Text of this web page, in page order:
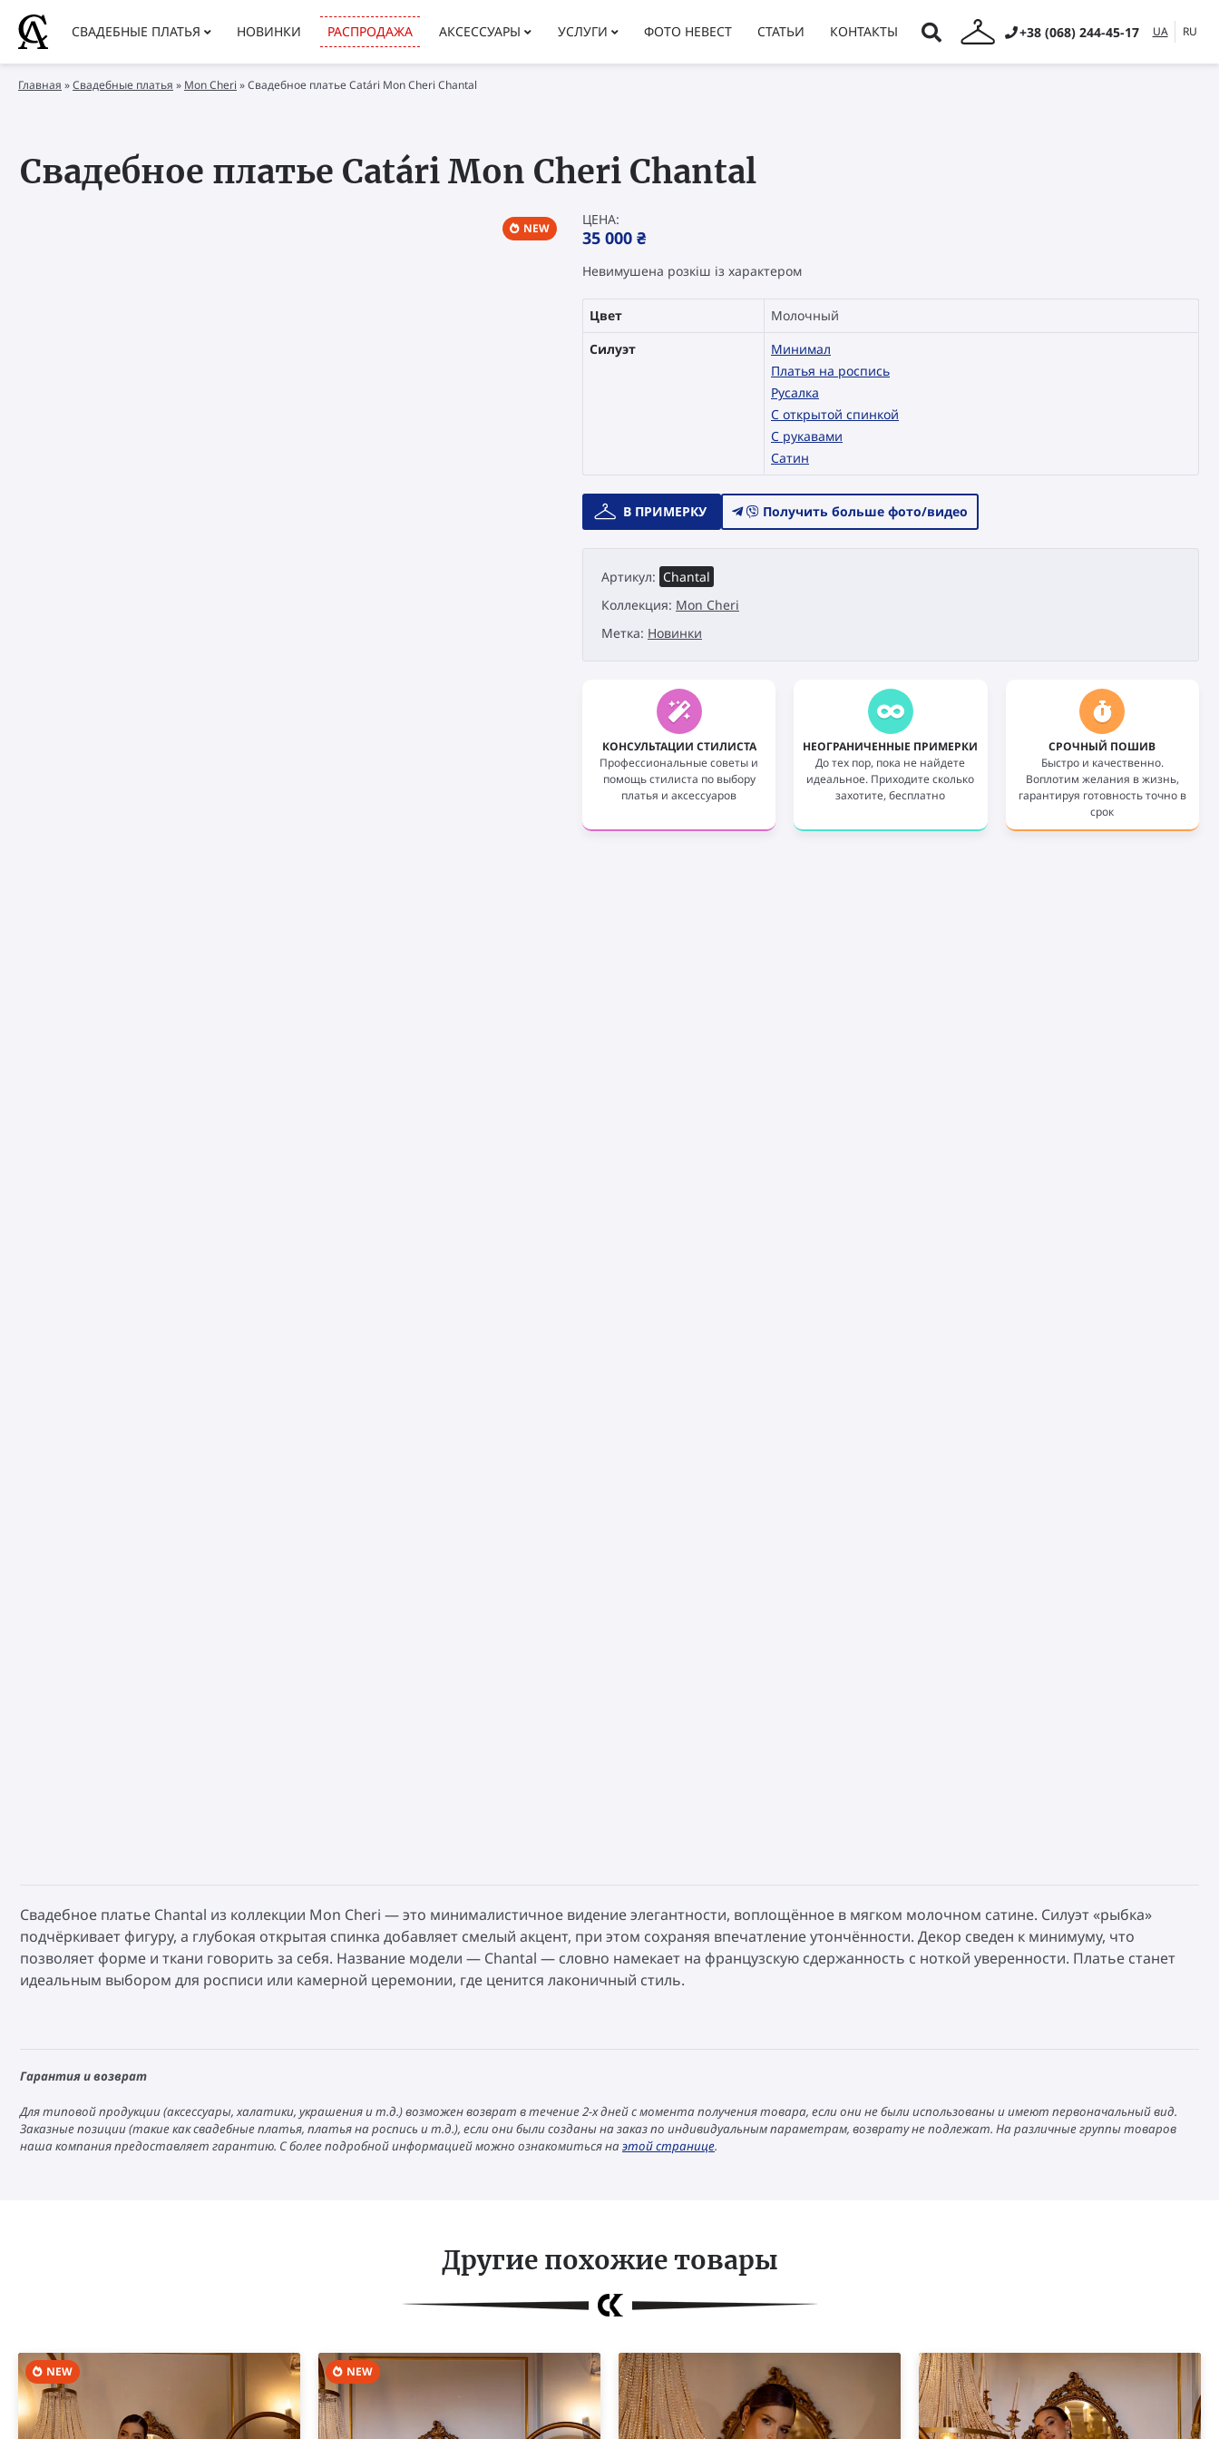
СВАДЕБНЫЕ ПЛАТЬЯ НОВИНКИ РАСПРОДАЖА АКСЕССУАРЫ УСЛУГИ ФОТО НЕВЕСТ СТАТЬИ КОНТАКТЫ +38 (068) 244-45-17 UA RU
Главная »Свадебные платья » Mon Cheri »Свадебное платье Catári Mon Cheri Chantal
Свадебное платье Catári Mon Cheri Chantal
NEW
ЦЕНА:
35 000 ₴
Невимушена розкіш із характером
Цвет
Молочный
Силуэт
Минимал
Платья на роспись
Русалка
С открытой спинкой
С рукавами
Сатин
Количество
товара
Catári
Mon
Chantal
В ПРИМЕРКУ Получить больше фото/видео
Артикул: Chantal
Коллекция: Mon Cheri
Метка: Новинки
КОНСУЛЬТАЦИИ СТИЛИСТА
Профессиональные советы и
помощь стилиста по выбору
платья и аксессуаров
НЕОГРАНИЧЕННЫЕ ПРИМЕРКИ
До тех пор, пока не найдете
идеальное. Приходите сколько
захотите, бесплатно
СРОЧНЫЙ ПОШИВ
Быстро и качественно.
Воплотим желания в жизнь,
гарантируя готовность точно в
срок
Свадебное платье Chantal из коллекции Mon Cheri — это минималистичное видение элегантности, воплощённое в мягком молочном сатине. Силуэт «рыбка»
подчёркивает фигуру, а глубокая открытая спинка добавляет смелый акцент, при этом сохраняя впечатление утончённости. Декор сведен к минимуму, что
позволяет форме и ткани говорить за себя. Название модели — Chantal — словно намекает на французскую сдержанность с ноткой уверенности. Платье станет
идеальным выбором для росписи или камерной церемонии, где ценится лаконичный стиль.
Гарантия и возврат
Для типовой продукции (аксессуары, халатики, украшения и т.д.) возможен возврат в течение 2-х дней с момента получения товара, если они не были использованы и имеют первоначальный вид.
Заказные позиции (такие как свадебные платья, платья на роспись и т.д.), если они были созданы на заказ по индивидуальным параметрам, возврату не подлежат. На различные группы товаров
наша компания предоставляет гарантию. С более подробной информацией можно ознакомиться наэтой странице.
Другие похожие товары
NEW NEW